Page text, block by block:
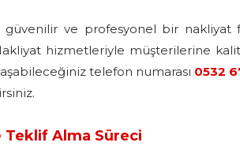
güvenilir ve profesyonel bir
hizmetleriyle müşterilerine
telefon numarası 0532
Teklif Alma Süreci